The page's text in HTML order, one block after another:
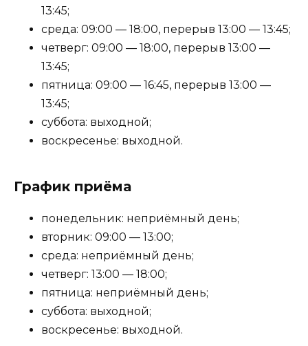
13:45;
среда: 09:00 — 18:00, перерыв 13:00 — 13:45;
четверг: 09:00 — 18:00, перерыв 13:00 —
13:45;
пятница: 09:00 — 16:45, перерыв 13:00 —
13:45;
суббота: выходной;
воскресенье: выходной.
График приёма
понедельник: неприёмный день;
вторник: 09:00 — 13:00;
среда: неприёмный день;
четверг: 13:00 — 18:00;
пятница: неприёмный день;
суббота: выходной;
воскресенье: выходной.